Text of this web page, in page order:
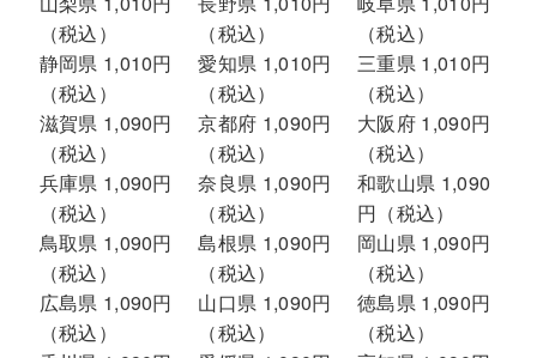
（税込）
（税込）
（税込）
静岡県 1,010円
（税込）
愛知県 1,010円
（税込）
三重県 1,010円
（税込）
滋賀県 1,090円
（税込）
京都府 1,090円
（税込）
大阪府 1,090円
（税込）
兵庫県 1,090円
（税込）
奈良県 1,090円
（税込）
和歌山県 1,090
円（税込）
鳥取県 1,090円
（税込）
島根県 1,090円
（税込）
岡山県 1,090円
（税込）
広島県 1,090円
（税込）
山口県 1,090円
（税込）
徳島県 1,090円
（税込）